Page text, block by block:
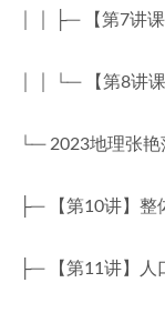
│ │ ├─ 【第7讲
│ │ └─ 【第8讲
└─ 2023地理张艳
├─ 【第10讲】整
├─ 【第11讲】人